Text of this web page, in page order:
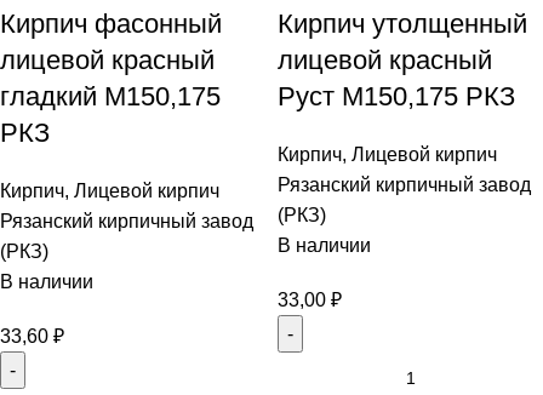
Кирпич фасонный
лицевой красный
гладкий М150,175
РКЗ
Кирпич, Лицевой кирпич
Рязанский кирпичный завод
(РКЗ)
В наличии
33,60 ₽
Кирпич утолщенный
лицевой красный
Руст М150,175 РКЗ
Кирпич, Лицевой кирпич
Рязанский кирпичный завод
(РКЗ)
В наличии
33,00 ₽